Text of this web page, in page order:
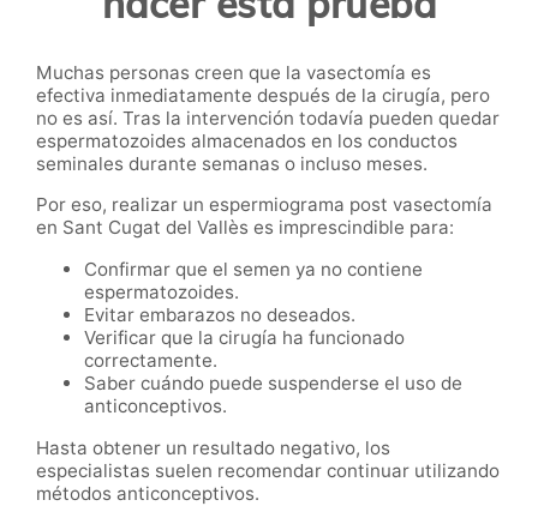
Muchas personas creen que la vasectomía es
efectiva inmediatamente después de la cirugía, pero
no es así. Tras la intervención todavía pueden quedar
espermatozoides almacenados en los conductos
seminales durante semanas o incluso meses.
Por eso, realizar un espermiograma post vasectomía
en Sant Cugat del Vallès es imprescindible para:
Confirmar que el semen ya no contiene
espermatozoides.
Evitar embarazos no deseados.
Verificar que la cirugía ha funcionado
correctamente.
Saber cuándo puede suspenderse el uso de
anticonceptivos.
Hasta obtener un resultado negativo, los
especialistas suelen recomendar continuar utilizando
métodos anticonceptivos.